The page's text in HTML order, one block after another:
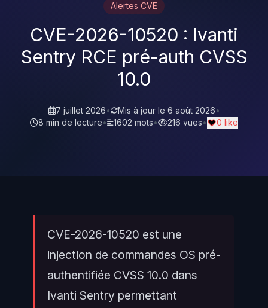
Alertes CVE
CVE-2026-10520 : Ivanti
Sentry RCE pré-auth CVSS
10.0
7 juillet 2026• Mis à jour le 6 août 2026•
8 min de lecture• 1602 mots• 216 vues• 0 like
CVE-2026-10520 est une
injection de commandes OS pré-
authentifiée CVSS 10.0 dans
Ivanti Sentry permettant